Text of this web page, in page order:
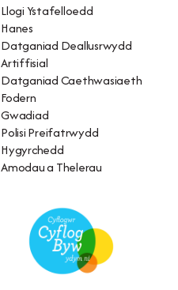
Llogi Ystafelloedd
Hanes
Datganiad Deallusrwydd
Artiffisial
Datganiad Caethwasiaeth
Fodern
Gwadiad
Polisi Preifatrwydd
Hygyrchedd
Amodau a Thelerau